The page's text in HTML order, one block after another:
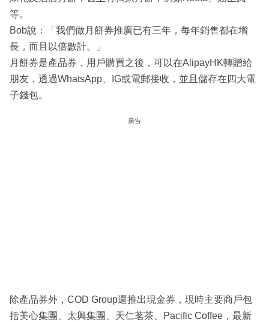
等。
Bob說：「我們做月餅券推廣已有三年，每年銷售都在增
長，而且以倍數計。」
月餅券是產品券，用戶購買之後，可以在AlipayHK轉贈給
朋友，透過WhatsApp、IG或電郵接收，並且儲存在四大電
子錢包。
廣告
除產品券外，COD Group還推出現金券，現時主要商戶包
括美心集團、太興集團、天仁茗茶、Pacific Coffee，最新